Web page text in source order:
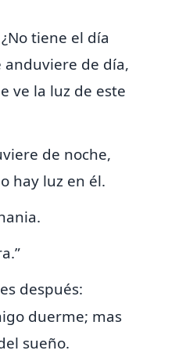
tiene el día
anduviere de día,
ve la luz de este
de noche,
hay luz en él.
después:
duerme; mas
sueño.